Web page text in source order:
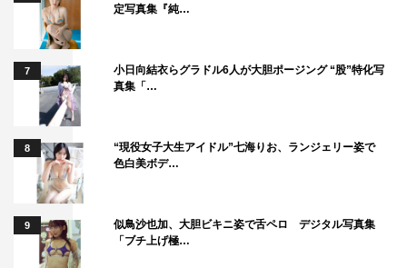
定写真集『純…
7
小日向結衣らグラドル6人が大胆ポージング “股”特化写
真集「…
8
“現役女子大生アイドル”七海りお、ランジェリー姿で
色白美ボデ…
9
似鳥沙也加、大胆ビキニ姿で舌ペロ デジタル写真集
「ブチ上げ極…